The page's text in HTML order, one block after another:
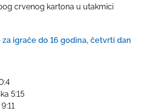
crvenog kartona u utakmici
igrače do 16 godina, četvrti dan
5:15